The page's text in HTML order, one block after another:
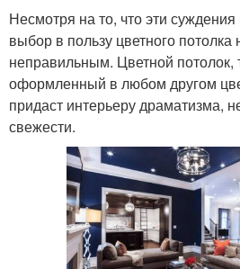
Несмотря на то, что эти
выбор в пользу цветного потолка
неправильным. Цветной потолок,
оформленный в любом другом
придаст интерьеру драматизма,
свежести.